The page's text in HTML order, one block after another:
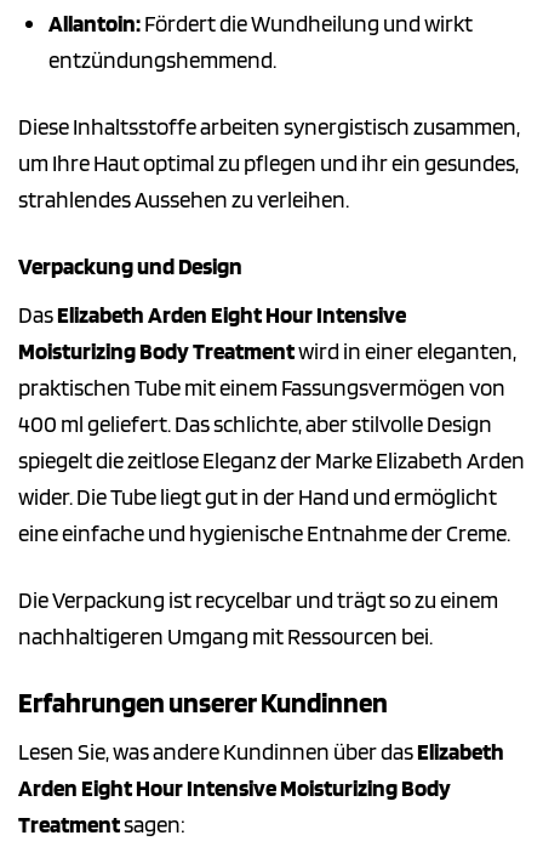
Allantoin:Fördert die Wundheilung und wirkt
entzündungshemmend.
Diese Inhaltsstoffe arbeiten synergistisch zusammen,
um Ihre Haut optimal zu pflegen und ihr ein gesundes,
strahlendes Aussehen zu verleihen.
Verpackung und Design
DasElizabeth Arden Eight Hour Intensive
Moisturizing Body Treatmentwird in einer eleganten,
praktischen Tube mit einem Fassungsvermögen von
400 ml geliefert. Das schlichte, aber stilvolle Design
spiegelt die zeitlose Eleganz der Marke Elizabeth Arden
wider. Die Tube liegt gut in der Hand und ermöglicht
eine einfache und hygienische Entnahme der Creme.
Die Verpackung ist recycelbar und trägt so zu einem
nachhaltigeren Umgang mit Ressourcen bei.
Erfahrungen unserer Kundinnen
Lesen Sie, was andere Kundinnen über dasElizabeth
Arden Eight Hour Intensive Moisturizing Body
Treatmentsagen: